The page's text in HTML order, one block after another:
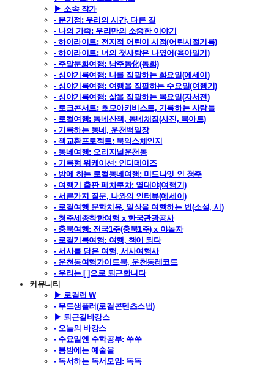
▶ 소속 작가
- 분기점: 우리의 시간, 다른 길
- 나의 가족: 우리만의 소중한 이야기
- 하이라이트: 전지적 어린이 시점(어린시절기록)
- 하이라이트: 너의 첫사랑은 나였어(육아일기)
- 주말문화여행: 남주동化(동화)
- 심야기록여행: 나를 집필하는 화요일(에세이)
- 심야기록여행: 여행을 집필하는 수요일(여행기)
- 심야기록여행: 삶을 집필하는 목요일(자서전)
- 토크콘서트: 호모아키비스트, 기록하는 사람들
- 로컬여행: 동네산책, 동네채집(사진, 북아트)
- 기록하는 동네, 운천백일장
- 책교환프로젝트: 북익스체인지
- 동네여행: 오리지널운천동
- 기록형 워케이션: 인디데이즈
- 밤에 하는 로컬동네여행: 미드나잇 인 청주
- 여행기 출판 페차쿠차: 열대야(여행기)
- 서른가지 질문, 나와의 인터뷰(에세이)
- 로컬여행 문학치유, 일상을 여행하는 법(소설, 시)
- 청주세종착한여행 x 한국관광공사
- 충북여행: 전국1주(충북1주) x 야놀자
- 로컬기록여행: 여행, 책이 되다
- 서사를 담은 여행, 서사여행사
- 운천동여행가이드북, 운천동레코드
- 우리는 [ ]으로 퇴근합니다
커뮤니티
▶ 로컬랩 W
- 무드샘플러(로컬콘텐츠스냅)
▶ 퇴근길바캉스
- 오늘의 바캉스
- 수요일엔 수학공부: 쑤쑤
- 봄밤에는 예술을
- 독서하는 독서모임: 독독